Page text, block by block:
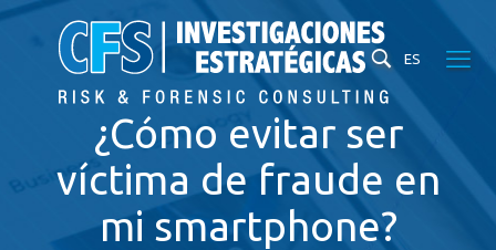
ES
¿Cómo evitar ser
víctima de fraude en
mi smartphone?